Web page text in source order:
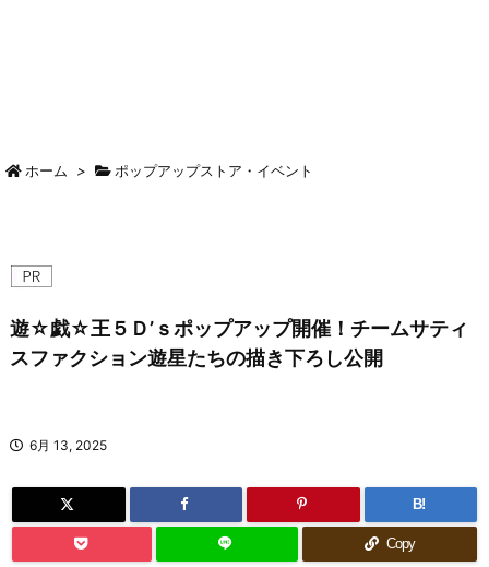
ホーム > ポップアップストア・イベント
遊☆戯☆王５Ｄ’ｓポップアップ開催！チームサティ
スファクション遊星たちの描き下ろし公開
6月 13, 2025
B!
Copy